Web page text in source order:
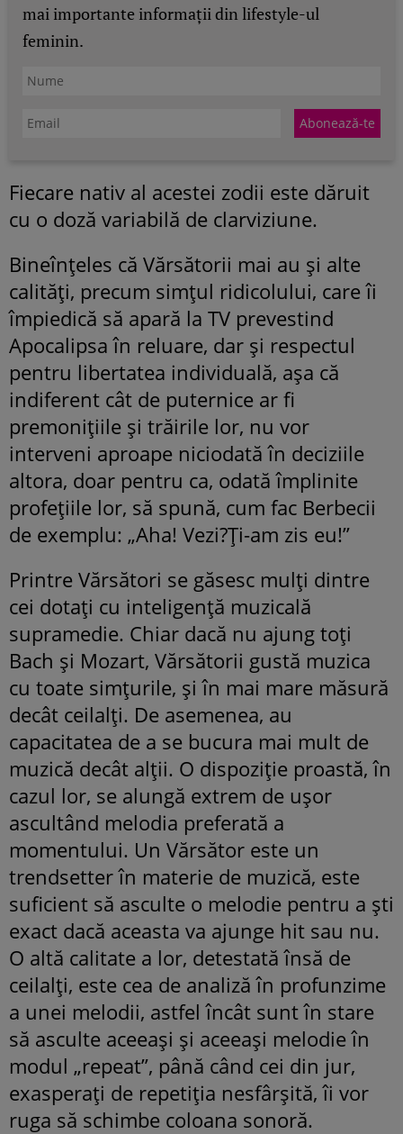
mai importante informații din lifestyle-ul
feminin.
Fiecare nativ al acestei zodii este dăruit
cu o doză variabilă de clarviziune.
Bineînţeles că Vărsătorii mai au şi alte
calităţi, precum simţul ridicolului, care îi
împiedică să apară la TV prevestind
Apocalipsa în reluare, dar şi respectul
pentru libertatea individuală, aşa că
indiferent cât de puternice ar fi
premoniţiile şi trăirile lor, nu vor
interveni aproape niciodată în deciziile
altora, doar pentru ca, odată împlinite
profeţiile lor, să spună, cum fac Berbecii
de exemplu: „Aha! Vezi?Ţi-am zis eu!”
Printre Vărsători se găsesc mulţi dintre
cei dotaţi cu inteligenţă muzicală
supramedie. Chiar dacă nu ajung toţi
Bach şi Mozart, Vărsătorii gustă muzica
cu toate simţurile, şi în mai mare măsură
decât ceilalţi. De asemenea, au
capacitatea de a se bucura mai mult de
muzică decât alţii. O dispoziţie proastă, în
cazul lor, se alungă extrem de uşor
ascultând melodia preferată a
momentului. Un Vărsător este un
trendsetter în materie de muzică, este
suficient să asculte o melodie pentru a şti
exact dacă aceasta va ajunge hit sau nu.
O altă calitate a lor, detestată însă de
ceilalţi, este cea de analiză în profunzime
a unei melodii, astfel încât sunt în stare
să asculte aceeaşi şi aceeaşi melodie în
modul „repeat”, până când cei din jur,
exasperaţi de repetiţia nesfârşită, îi vor
ruga să schimbe coloana sonoră.